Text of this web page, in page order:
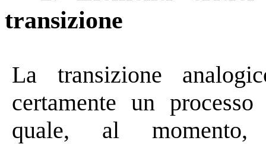
transizione
La transizione
certamente un
quale, al